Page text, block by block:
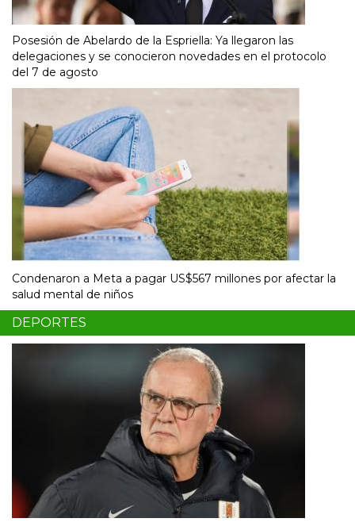
Posesión de Abelardo de la Espriella: Ya llegaron las
delegaciones y se conocieron novedades en el protocolo
del 7 de agosto
Condenaron a Meta a pagar US$567 millones por afectar la
salud mental de niños
DEPORTES